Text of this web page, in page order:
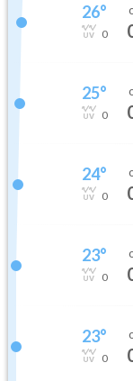
26°
0
25°
0
24°
0
23°
0
23°
0